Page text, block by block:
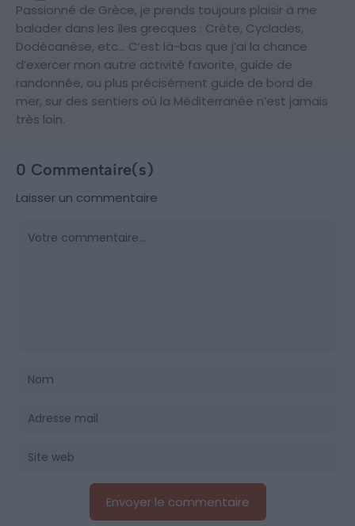
Passionné de Grèce, je prends toujours plaisir à me
balader dans les îles grecques : Crète, Cyclades,
Dodécanèse, etc… C’est là-bas que j’ai la chance
d’exercer mon autre activité favorite, guide de
randonnée, ou plus précisément guide de bord de
mer, sur des sentiers où la Méditerranée n’est jamais
très loin.
0 Commentaire(s)
Laisser un commentaire